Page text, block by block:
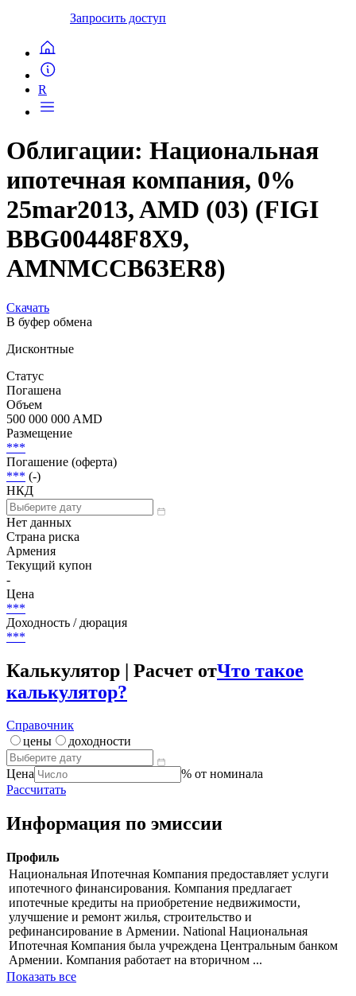
Запросить доступ
R
Облигации: Национальная
ипотечная компания, 0%
25mar2013, AMD (03) (FIGI
BBG00448F8X9,
AMNMCCB63ER8)
Скачать
В буфер обмена
Дисконтные
Статус
Погашена
Объем
500 000 000 AMD
Размещение
***
Погашение (оферта)
*** (-)
НКД
Нет данных
Страна риска
Армения
Текущий купон
-
Цена
***
Доходность / дюрация
***
Калькулятор | Расчет отЧто такое
калькулятор?
Справочник
цены
доходности
Цена
% от номинала
Рассчитать
Информация по эмиссии
Профиль
Национальная Ипотечная Компания предоставляет услуги
ипотечного финансирования. Компания предлагает
ипотечные кредиты на приобретение недвижимости,
улучшение и ремонт жилья, строительство и
рефинансирование в Армении. National Национальная
Ипотечная Компания была учреждена Центральным банком
Армении. Компания работает на вторичном ...
Показать все